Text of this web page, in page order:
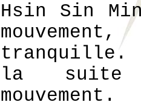
Hsin Sin
la suite
mouvement.